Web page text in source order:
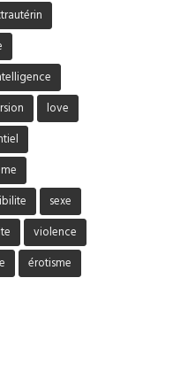
love
sexe
violence
érotisme